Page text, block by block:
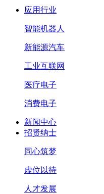
应用行业
智能机器人
新能源汽车
工业互联网
医疗电子
消费电子
新闻中心
招贤纳士
同心筑梦
虚位以待
人才发展